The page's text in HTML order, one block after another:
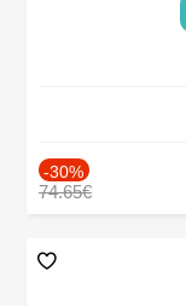
-30%
74.65€